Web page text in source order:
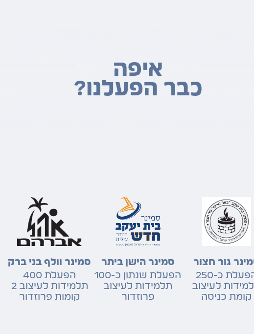
איפה
כבר הפעלנו?
גור חצור
הפעלת כ-250
לעיצוב
קומת כניסה
סמינר הישן ביתר
הפעלת שנתון כ-100
תלמידות לעיצוב
פרוזדור
סמינר וולף בני ברק
הפעלת 400
תלמידות לעיצוב 2
קומות פרוזדור